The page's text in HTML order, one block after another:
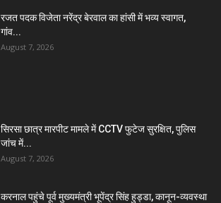
रजत पदक विजेता नरेंद्र बेरवाल का हांसी में भव्य स्वागत,
गांव...
August 7, 2026
सिरसा छात्र मारपीट मामले में CCTV फुटेज सुरक्षित, पुलिस
जांच में...
August 7, 2026
करनाल पहुंचे पूर्व मुख्यमंत्री भूपेंद्र सिंह हुड्डा, कानून-व्यवस्था